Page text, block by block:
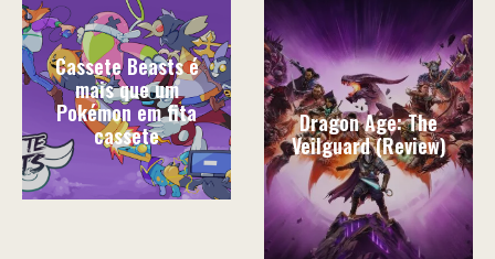
Cassete Beasts é
mais que um
Pokémon em fita
cassete
Dragon Age: The
Veilguard (Review)